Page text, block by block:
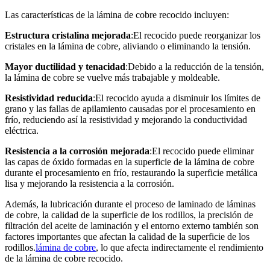
Las características de la lámina de cobre recocido incluyen:
Estructura cristalina mejorada:El recocido puede reorganizar los
cristales en la lámina de cobre, aliviando o eliminando la tensión.
Mayor ductilidad y tenacidad:Debido a la reducción de la tensión,
la lámina de cobre se vuelve más trabajable y moldeable.
Resistividad reducida:El recocido ayuda a disminuir los límites de
grano y las fallas de apilamiento causadas por el procesamiento en
frío, reduciendo así la resistividad y mejorando la conductividad
eléctrica.
Resistencia a la corrosión mejorada:El recocido puede eliminar
las capas de óxido formadas en la superficie de la lámina de cobre
durante el procesamiento en frío, restaurando la superficie metálica
lisa y mejorando la resistencia a la corrosión.
Además, la lubricación durante el proceso de laminado de láminas
de cobre, la calidad de la superficie de los rodillos, la precisión de
filtración del aceite de laminación y el entorno externo también son
factores importantes que afectan la calidad de la superficie de los
rodillos.lámina de cobre, lo que afecta indirectamente el rendimiento
de la lámina de cobre recocido.